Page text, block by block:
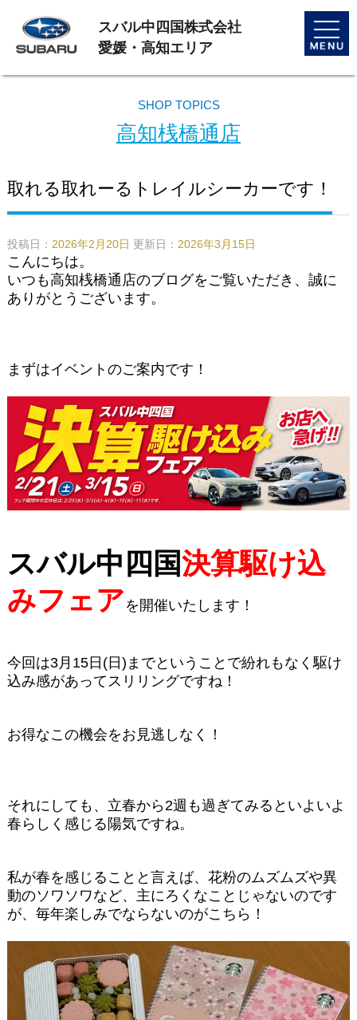
toggle
スバル中四国株式会社
愛媛・高知エリア
SHOP TOPICS
高知桟橋通店
取れる取れーるトレイルシーカーです！
投稿日： 2026年2月20日 更新日： 2026年3月15日
こんにちは。
いつも高知桟橋通店のブログをご覧いただき、誠に
ありがとうございます。
まずはイベントのご案内です！
スバル中四国決算駆け込
みフェア を開催いたします！
今回は3月15日(日)までということで紛れもなく駆け
込み感があってスリリングですね！
お得なこの機会をお見逃しなく！
それにしても、立春から2週も過ぎてみるといよいよ
春らしく感じる陽気ですね。
私が春を感じることと言えば、花粉のムズムズや異
動のソワソワなど、主にろくなことじ ゃないのです
が、毎年楽しみでならないのがこちら！